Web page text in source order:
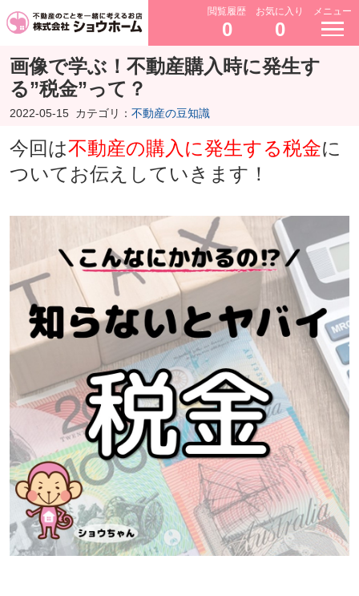
閲覧履歴
0
お気に入り
0
メニュー
画像で学ぶ！不動産購入時に発生す
る”税金”って？
2022-05-15 カテゴリ： 不動産の豆知識
今回は不動産の購入に発生する税金に
ついてお伝えしていきます！